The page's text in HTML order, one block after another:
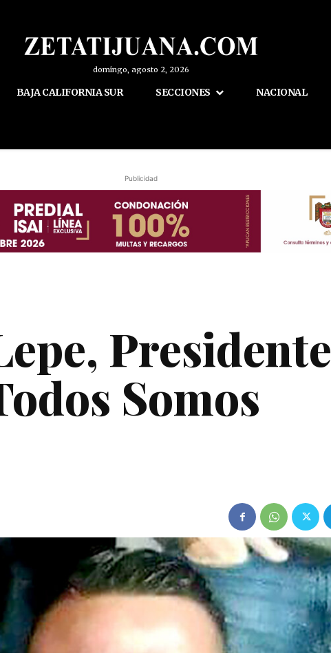
domingo, agosto 2, 2026
BAJA CALIFORNIA SUR SECCIONES NACIONAL
Publicidad
Presidente
Somos